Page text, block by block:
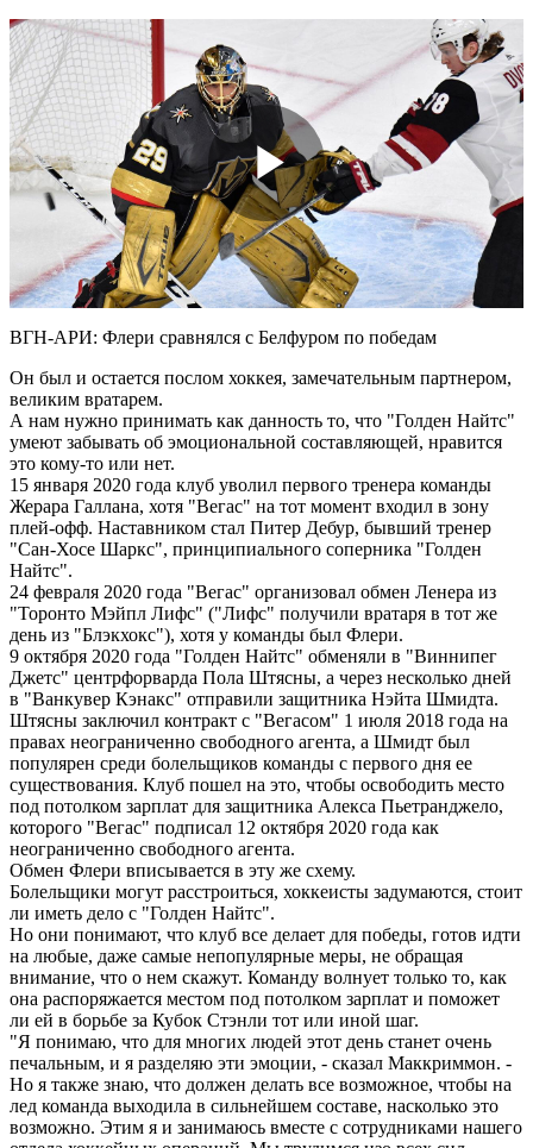
Play
Video
ВГН-АРИ: Флери сравнялся с Белфуром по победам
Он был и остается послом хоккея, замечательным партнером,
великим вратарем.
А нам нужно принимать как данность то, что "Голден Найтс"
умеют забывать об эмоциональной составляющей, нравится
это кому-то или нет.
15 января 2020 года клуб уволил первого тренера команды
Жерара Галлана, хотя "Вегас" на тот момент входил в зону
плей-офф. Наставником стал Питер Дебур, бывший тренер
"Сан-Хосе Шаркс", принципиального соперника "Голден
Найтс".
24 февраля 2020 года "Вегас" организовал обмен Ленера из
"Торонто Мэйпл Лифс" ("Лифс" получили вратаря в тот же
день из "Блэкхокс"), хотя у команды был Флери.
9 октября 2020 года "Голден Найтс" обменяли в "Виннипег
Джетс" центрфорварда Пола Штясны, а через несколько дней
в "Ванкувер Кэнакс" отправили защитника Нэйта Шмидта.
Штясны заключил контракт с "Вегасом" 1 июля 2018 года на
правах неограниченно свободного агента, а Шмидт был
популярен среди болельщиков команды с первого дня ее
существования. Клуб пошел на это, чтобы освободить место
под потолком зарплат для защитника Алекса Пьетранджело,
которого "Вегас" подписал 12 октября 2020 года как
неограниченно свободного агента.
Обмен Флери вписывается в эту же схему.
Болельщики могут расстроиться, хоккеисты задумаются, стоит
ли иметь дело с "Голден Найтс".
Но они понимают, что клуб все делает для победы, готов идти
на любые, даже самые непопулярные меры, не обращая
внимание, что о нем скажут. Команду волнует только то, как
она распоряжается местом под потолком зарплат и поможет
ли ей в борьбе за Кубок Стэнли тот или иной шаг.
"Я понимаю, что для многих людей этот день станет очень
печальным, и я разделяю эти эмоции, - сказал Маккриммон. -
Но я также знаю, что должен делать все возможное, чтобы на
лед команда выходила в сильнейшем составе, насколько это
возможно. Этим я и занимаюсь вместе с сотрудниками нашего